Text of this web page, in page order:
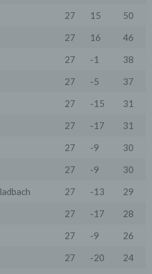
27 15
50
27 16
46
27 -1
38
27 -5
37
27 -15
31
27 -17
31
27 -9
30
27 -9
30
27 -13
29
27 -17
28
27 -9
26
27 -20
24
und dort
in unserem Auftrag
um Reports über die
um weitere mit der Nutzung
uns gegenüber zu
der Nutzer erstellt
bedeutet, die IP-Adresse der
von Mitgliedstaaten
oder in anderen
über den
gekürzt. Nur in
volle IP-Adresse an einen
Nutzers übermittelte IP-